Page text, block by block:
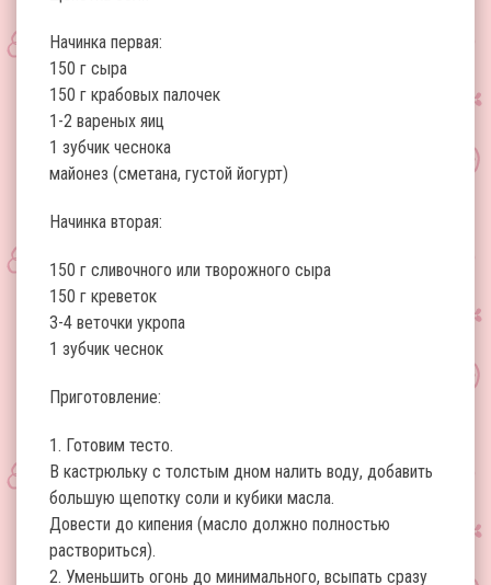
Начинка первая:
150 г сыра
150 г крабовых палочек
1-2 вареных яиц
1 зубчик чеснока
майонез (сметана, густой йогурт)
Начинка вторая:
150 г сливочного или творожного сыра
150 г креветок
3-4 веточки укропа
1 зубчик чеснок
Приготовление:
1. Готовим тесто.
В кастрюльку с толстым дном налить воду, добавить
большую щепотку соли и кубики масла.
Довести до кипения (масло должно полностью
раствориться).
2. Уменьшить огонь до минимального, всыпать сразу